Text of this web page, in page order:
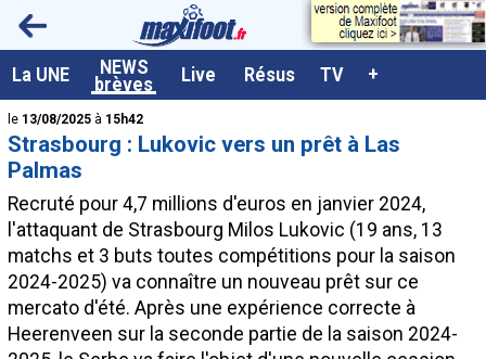
La UNE NEWS
brèves Live Résus TV +
<
le 13/08/2025 à 15h42
Strasbourg : Lukovic vers un prêt à Las
Palmas
Recruté pour 4,7 millions d'euros en janvier 2024,
l'attaquant de Strasbourg Milos Lukovic (19 ans, 13
matchs et 3 buts toutes compétitions pour la saison
2024-2025) va connaître un nouveau prêt sur ce
mercato d'été. Après une expérience correcte à
Heerenveen sur la seconde partie de la saison 2024-
A la UNE
Dernières brèves
Live / Matchs en direct
Class. buteurs européens
Programme TV foot
Vidéos
Sondages